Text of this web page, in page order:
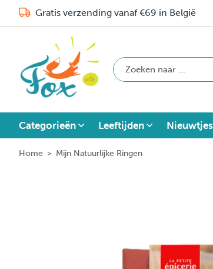
Gratis verzending vanaf €69 in België
Categorieën Leeftijden Nieuwtjes
Home > Mijn Natuurlijke Ringen